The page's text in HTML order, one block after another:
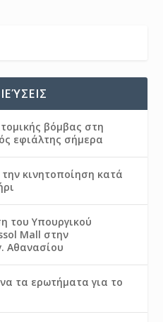
βόμβας στη
εφιάλτης σήμερα
κινητοποίηση κατά
του Υπουργικού
Mall στην
Αθανασίου
τα ερωτήματα για το